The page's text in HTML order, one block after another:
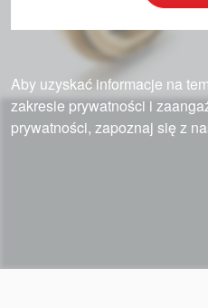
Aby uzyskać informacje na
zakresie prywatności i
prywatności, zapoznaj się z